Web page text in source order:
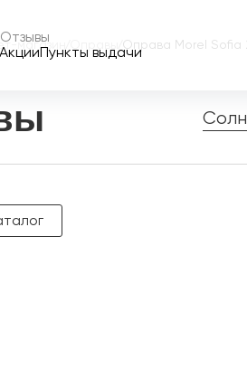
Отзывы
АкцииПункты выдачи
магазин Оправа Morel Sofia